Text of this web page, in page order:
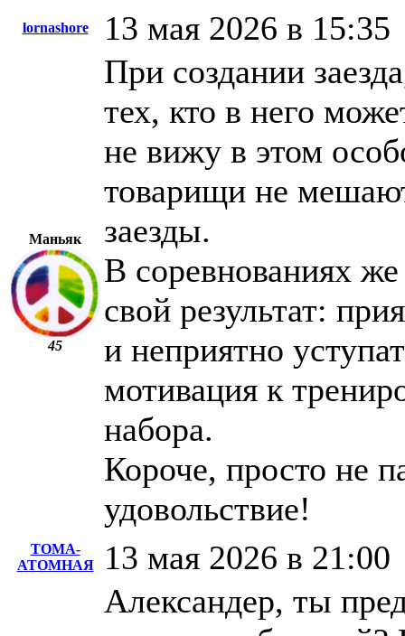
lornashore 13 мая 2026 в 15:35
Маньяк
45
При создании
тех, кто в него
не вижу в этом
товарищи не
заезды.
В соревнованиях
свой результат:
и неприятно
мотивация к
набора.
Короче, просто не
удовольствие!
ТОМА-
АТОМНАЯ
13 мая 2026 в 21:00
Александер, ты